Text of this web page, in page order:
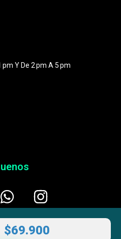
$69.900
Y De 2 Pm A 5 Pm